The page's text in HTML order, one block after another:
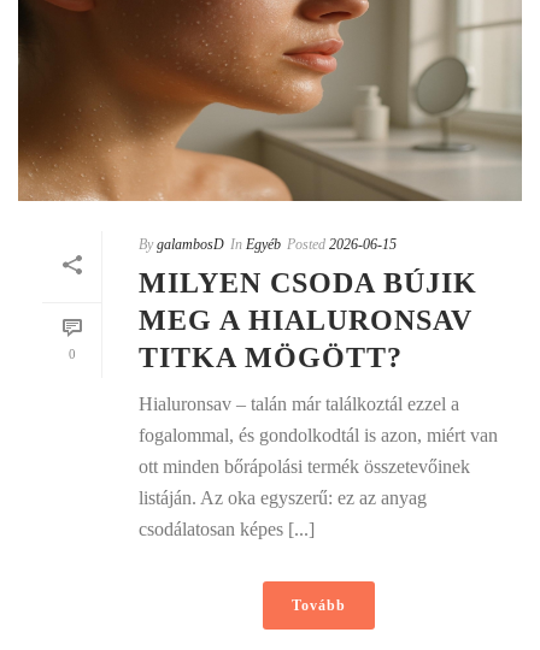
0
By galambosD In Egyéb Posted 2026-06-15
MILYEN CSODA BÚJIK
MEG A HIALURONSAV
TITKA MÖGÖTT?
Hialuronsav – talán már találkoztál ezzel a
fogalommal, és gondolkodtál is azon, miért van
ott minden bőrápolási termék összetevőinek
listáján. Az oka egyszerű: ez az anyag
csodálatosan képes [...]
Tovább